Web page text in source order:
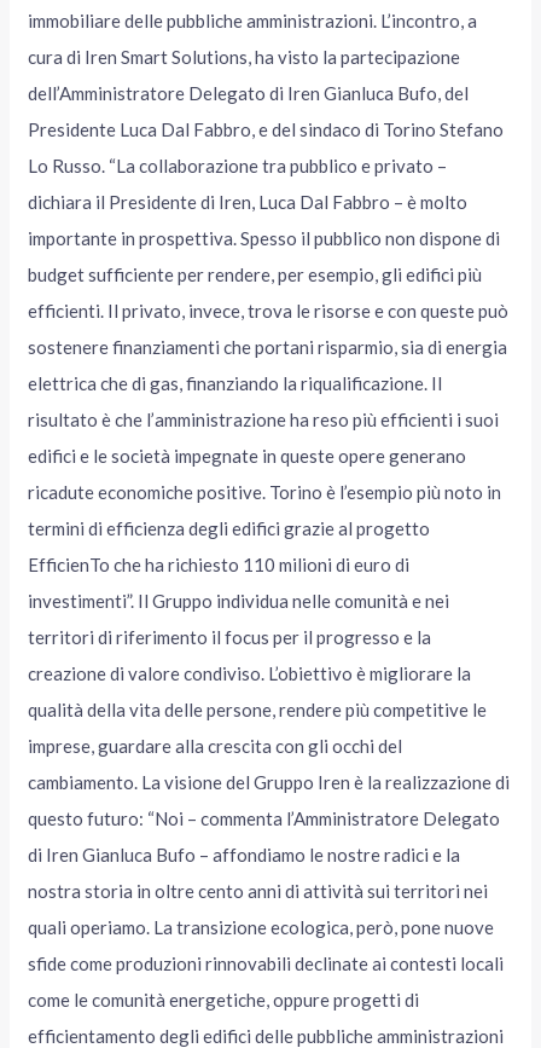
immobiliare delle pubbliche amministrazioni. L’incontro, a
cura di Iren Smart Solutions, ha visto la partecipazione
dell’Amministratore Delegato di Iren Gianluca Bufo, del
Presidente Luca Dal Fabbro, e del sindaco di Torino Stefano
Lo Russo. “La collaborazione tra pubblico e privato –
dichiara il Presidente di Iren, Luca Dal Fabbro – è molto
importante in prospettiva. Spesso il pubblico non dispone di
budget sufficiente per rendere, per esempio, gli edifici più
efficienti. Il privato, invece, trova le risorse e con queste può
sostenere finanziamenti che portani risparmio, sia di energia
elettrica che di gas, finanziando la riqualificazione. Il
risultato è che l’amministrazione ha reso più efficienti i suoi
edifici e le società impegnate in queste opere generano
ricadute economiche positive. Torino è l’esempio più noto in
termini di efficienza degli edifici grazie al progetto
EfficienTo che ha richiesto 110 milioni di euro di
investimenti”. Il Gruppo individua nelle comunità e nei
territori di riferimento il focus per il progresso e la
creazione di valore condiviso. L’obiettivo è migliorare la
qualità della vita delle persone, rendere più competitive le
imprese, guardare alla crescita con gli occhi del
cambiamento. La visione del Gruppo Iren è la realizzazione di
questo futuro: “Noi – commenta l’Amministratore Delegato
di Iren Gianluca Bufo – affondiamo le nostre radici e la
nostra storia in oltre cento anni di attività sui territori nei
quali operiamo. La transizione ecologica, però, pone nuove
sfide come produzioni rinnovabili declinate ai contesti locali
come le comunità energetiche, oppure progetti di
efficientamento degli edifici delle pubbliche amministrazioni